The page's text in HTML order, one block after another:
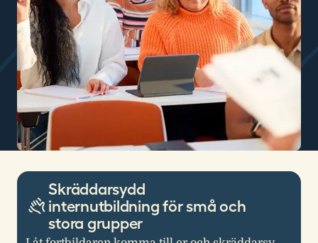
Skräddarsydd
internutbildning för små och
stora grupper